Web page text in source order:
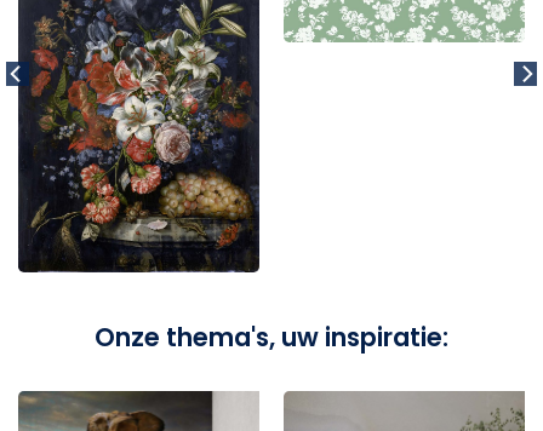
Onze thema's, uw inspiratie: